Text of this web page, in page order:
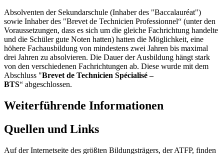
Absolventen der Sekundarschule (Inhaber des "Baccalauréat")
sowie Inhaber des "Brevet de Technicien Professionnel“ (unter den
Voraussetzungen, dass es sich um die gleiche Fachrichtung handelte
und die Schüler gute Noten hatten) hatten die Möglichkeit, eine
höhere Fachausbildung von mindestens zwei Jahren bis maximal
drei Jahren zu absolvieren. Die Dauer der Ausbildung hängt stark
von den verschiedenen Fachrichtungen ab. Diese wurde mit dem
Abschluss "Brevet de Technicien Spécialisé –
BTS“ abgeschlossen.
Weiterführende Informationen
Quellen und Links
Auf der Internetseite des größten Bildungsträgers, der ATFP, finden